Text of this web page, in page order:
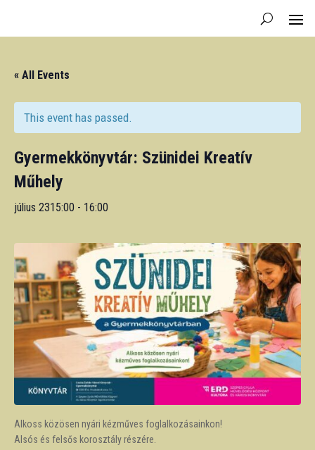
« All Events
This event has passed.
Gyermekkönyvtár: Szünidei Kreatív
Műhely
július 2315:00 - 16:00
Alkoss közösen nyári kézműves foglalkozásainkon!
Alsós és felsős korosztály részére.